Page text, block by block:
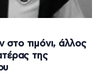
στο τιμόνι, άλλος
της